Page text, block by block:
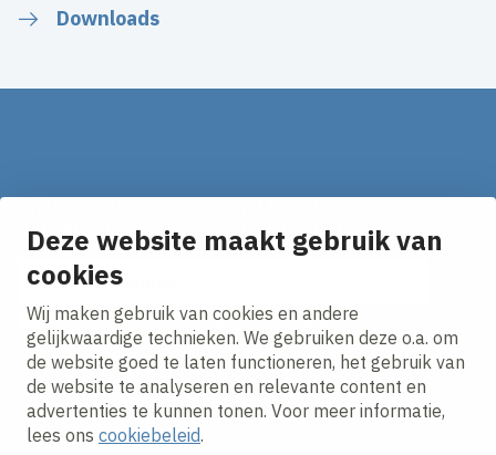
Deze website maakt gebruik van
cookies
Wij maken gebruik van cookies en andere
gelijkwaardige technieken. We gebruiken deze o.a. om
de website goed te laten functioneren, het gebruik van
de website te analyseren en relevante content en
advertenties te kunnen tonen. Voor meer informatie,
lees ons cookiebeleid.
Downloads
Ontvang onze nieuws alerts in je mailbox!
E-mailadres
Ik ga akkoord met hetprivacy statement.